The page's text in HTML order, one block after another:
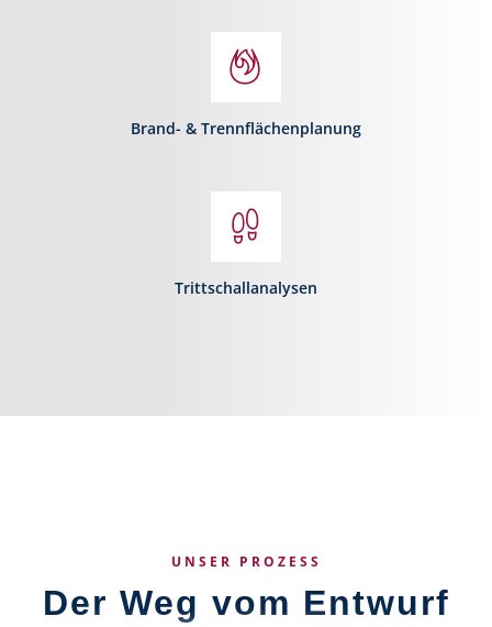
Brand- & Trennflächenplanung
Trittschallanalysen
UNSER PROZESS
Der Weg vom Entwurf